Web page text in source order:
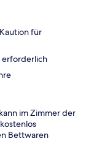
für
erforderlich
im Zimmer der
Bettwaren